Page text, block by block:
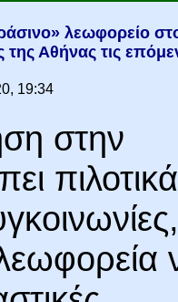
λεωφορείο
της Αθήνας τις
19:34
στην